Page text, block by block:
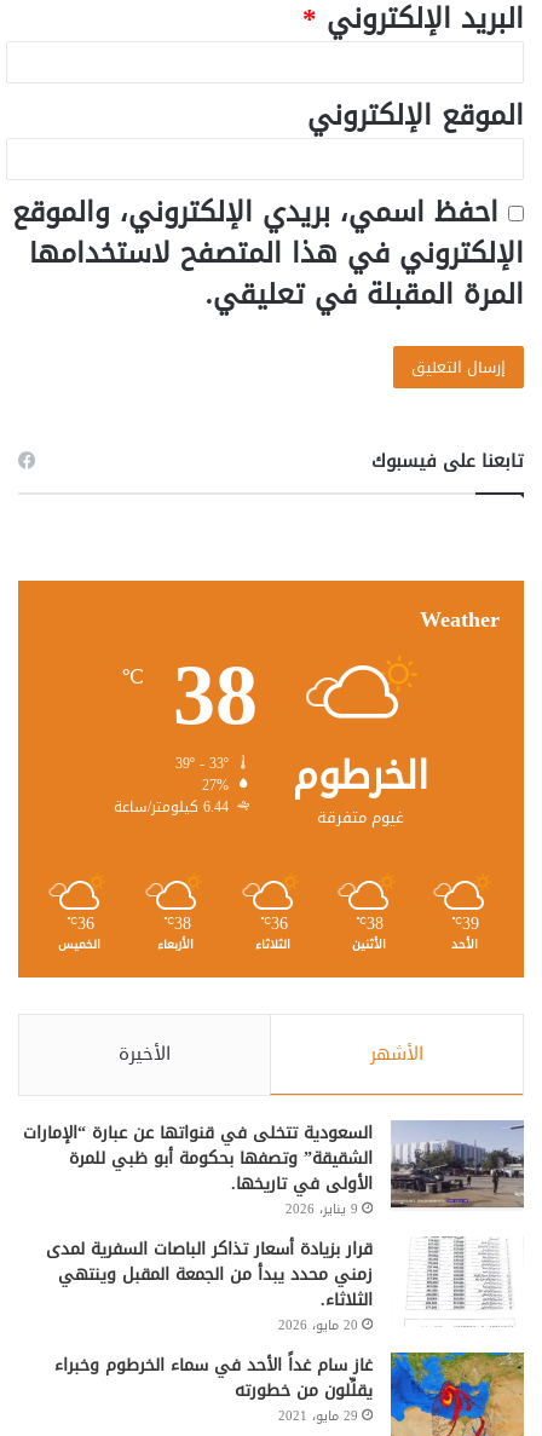
البريد الإلكتروني *
الموقع الإلكتروني
احفظ اسمي، بريدي الإلكتروني، والموقع
الإلكتروني في هذا المتصفح لاستخدامها
المرة المقبلة في تعليقي.
تابعنا على فيسبوك
Weather
الخرطوم
غيوم متفرقة
38
℃
27%
6.44 كيلومتر/ساعة
39
℃
الأحد
38
℃
الأثنين
36
℃
الثلاثاء
38
℃
الأربعاء
36
℃
الخميس
الأشهر الأخيرة
السعودية تتخلى في قنواتها عن عبارة “الإمارات
الشقيقة” وتصفها بحكومة أبو ظبي للمرة
الأولى في تاريخها.
9 يناير، 2026
قرار بزيادة أسعار تذاكر الباصات السفرية لمدى
زمني محدد يبدأ من الجمعة المقبل وينتهي
الثلاثاء.
20 مايو، 2026
غاز سام غداً الأحد في سماء الخرطوم وخبراء
يقلِّلون من خطورته
29 مايو، 2021